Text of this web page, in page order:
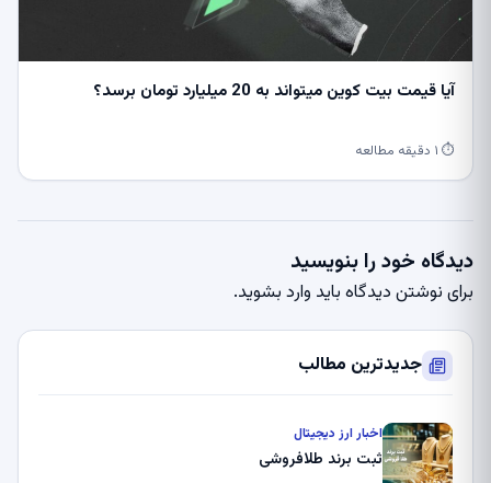
آیا قیمت بیت کوین میتواند به 20 میلیارد تومان برسد؟
⏱ ۱ دقیقه مطالعه
دیدگاه خود را بنویسید
برای نوشتن دیدگاه باید وارد بشوید.
جدیدترین مطالب
اخبار ارز دیجیتال
ثبت برند طلافروشی